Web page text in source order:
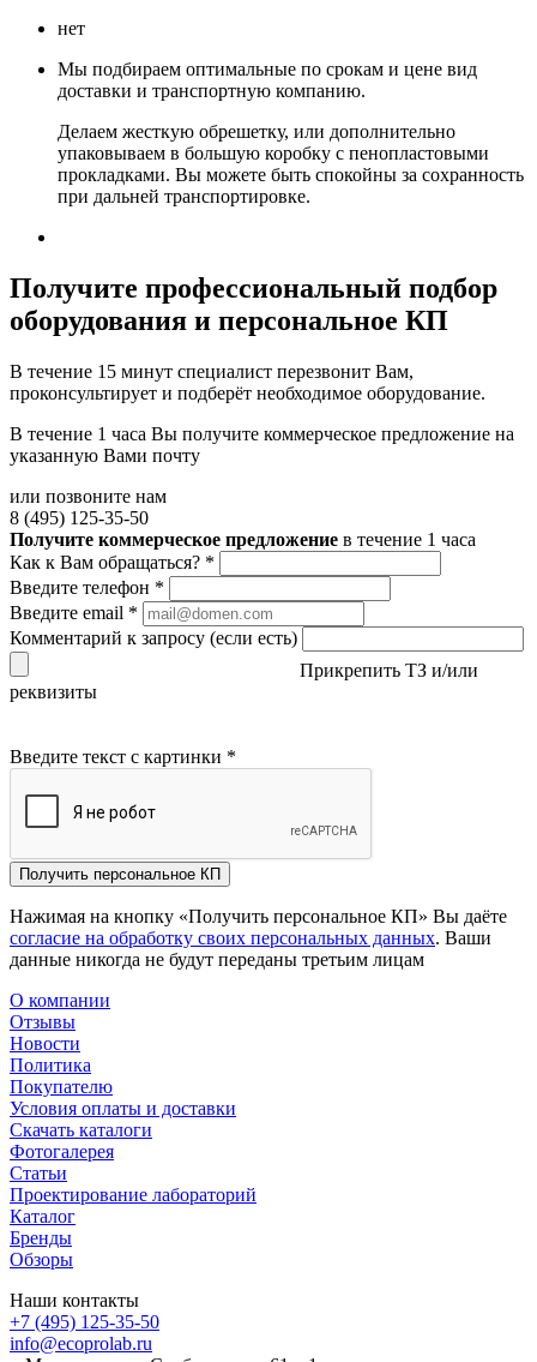
нет
Мы подбираем оптимальные по срокам и цене вид
доставки и транспортную компанию.
Делаем жесткую обрешетку, или дополнительно
упаковываем в большую коробку с пенопластовыми
прокладками. Вы можете быть спокойны за сохранность
при дальней транспортировке.
Получите профессиональный подбор
оборудования и персональное КП
В течение 15 минут специалист перезвонит Вам,
проконсультирует и подберёт необходимое оборудование.
В течение 1 часа Вы получите коммерческое предложение на
указанную Вами почту
или позвоните нам
8 (495) 125-35-50
Получите коммерческое предложение в течение 1 часа
Как к Вам обращаться? *
Введите телефон *
Введите email *
Комментарий к запросу (если есть)
Прикрепить ТЗ и/или
реквизиты
Введите текст с картинки *
Получить персональное КП
Нажимая на кнопку «Получить персональное КП» Вы даёте
согласие на обработку своих персональных данных. Ваши
данные никогда не будут переданы третьим лицам
О компании
Отзывы
Новости
Политика
Покупателю
Условия оплаты и доставки
Скачать каталоги
Фотогалерея
Статьи
Проектирование лабораторий
Каталог
Бренды
Обзоры
Наши контакты
+7 (495) 125-35-50
info@ecoprolab.ru